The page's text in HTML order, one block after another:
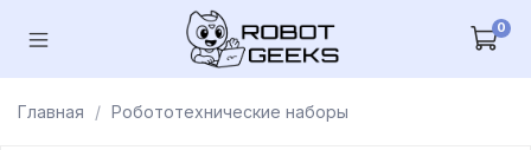
0
Главная Робототехнические наборы